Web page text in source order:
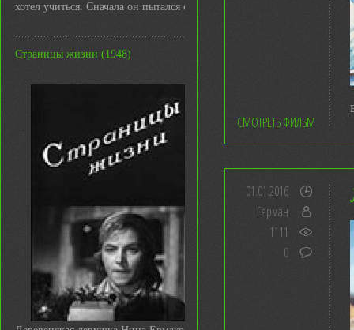
хотел учиться. Сначала он пытался с ...
Страницы жизни (1948)
СМОТРЕТЬ ФИЛЬМ
01.01.2016
Герман
1111
0